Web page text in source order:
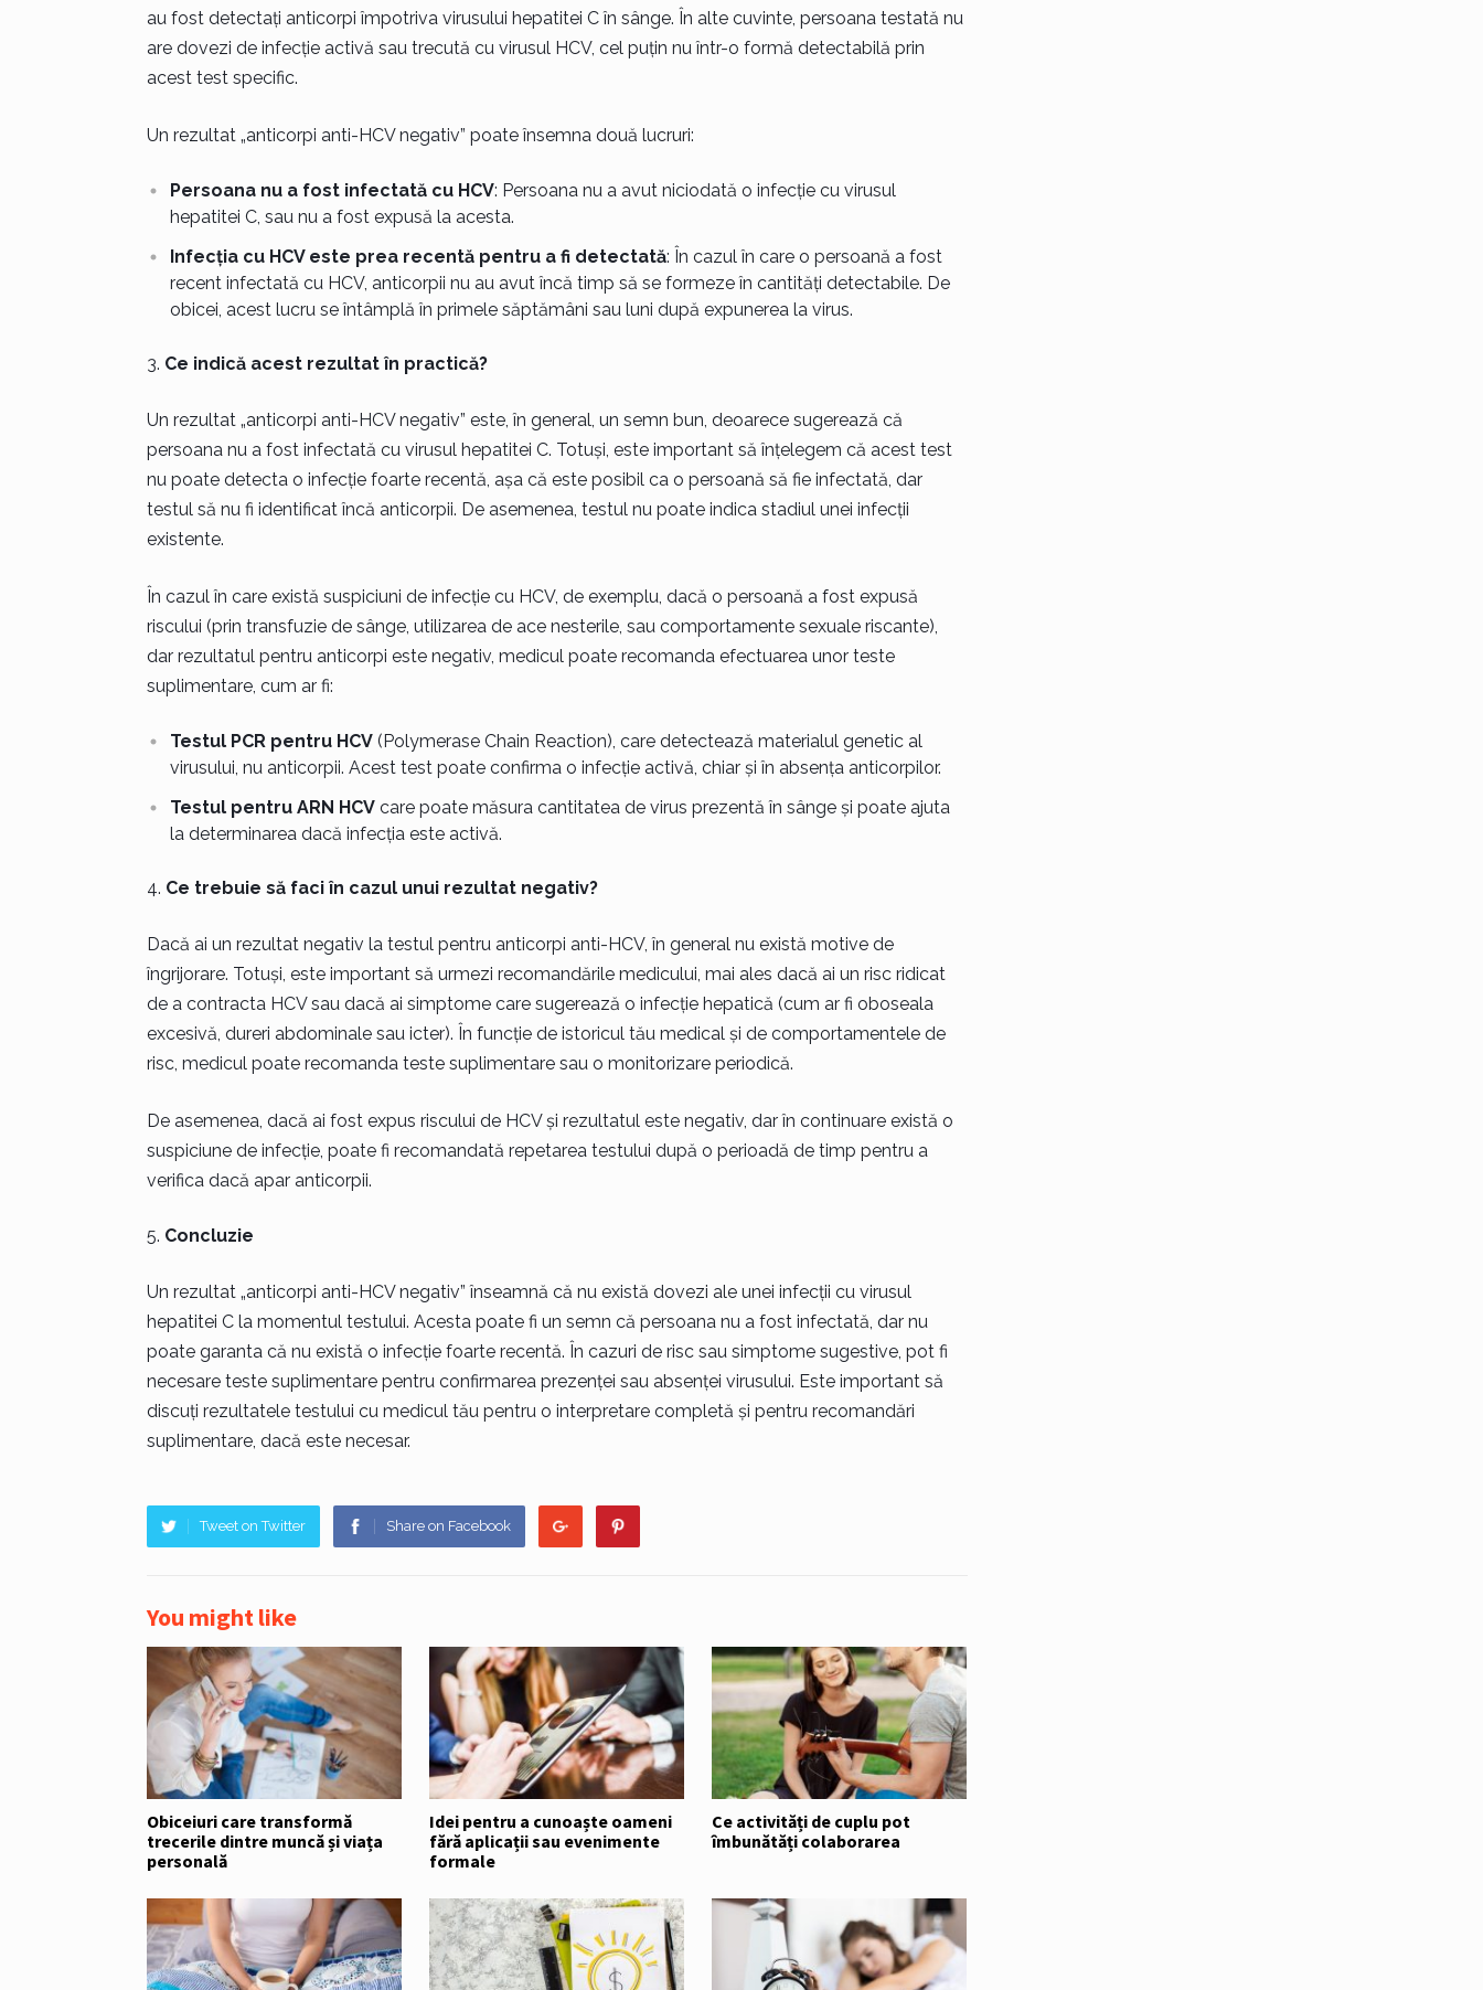
au fost detectați anticorpi împotriva virusului hepatitei C în sânge. În alte cuvinte, persoana testată nu
are dovezi de infecție activă sau trecută cu virusul HCV, cel puțin nu într-o formă detectabilă prin
acest test specific.
Un rezultat „anticorpi anti-HCV negativ” poate însemna două lucruri:
Persoana nu a fost infectată cu HCV: Persoana nu a avut niciodată o infecție cu virusul
hepatitei C, sau nu a fost expusă la acesta.
Infecția cu HCV este prea recentă pentru a fi detectată: În cazul în care o persoană a fost
recent infectată cu HCV, anticorpii nu au avut încă timp să se formeze în cantități detectabile. De
obicei, acest lucru se întâmplă în primele săptămâni sau luni după expunerea la virus.
Ce indică acest rezultat în practică?
Un rezultat „anticorpi anti-HCV negativ” este, în general, un semn bun, deoarece sugerează că
persoana nu a fost infectată cu virusul hepatitei C. Totuși, este important să înțelegem că acest test
nu poate detecta o infecție foarte recentă, așa că este posibil ca o persoană să fie infectată, dar
testul să nu fi identificat încă anticorpii. De asemenea, testul nu poate indica stadiul unei infecții
existente.
În cazul în care există suspiciuni de infecție cu HCV, de exemplu, dacă o persoană a fost expusă
riscului (prin transfuzie de sânge, utilizarea de ace nesterile, sau comportamente sexuale riscante),
dar rezultatul pentru anticorpi este negativ, medicul poate recomanda efectuarea unor teste
suplimentare, cum ar fi:
Testul PCR pentru HCV(Polymerase Chain Reaction), care detectează materialul genetic al
virusului, nu anticorpii. Acest test poate confirma o infecție activă, chiar și în absența anticorpilor.
Testul pentru ARN HCVcare poate măsura cantitatea de virus prezentă în sânge și poate ajuta
la determinarea dacă infecția este activă.
Ce trebuie să faci în cazul unui rezultat negativ?
Dacă ai un rezultat negativ la testul pentru anticorpi anti-HCV, în general nu există motive de
îngrijorare. Totuși, este important să urmezi recomandările medicului, mai ales dacă ai un risc ridicat
de a contracta HCV sau dacă ai simptome care sugerează o infecție hepatică (cum ar fi oboseala
excesivă, dureri abdominale sau icter). În funcție de istoricul tău medical și de comportamentele de
risc, medicul poate recomanda teste suplimentare sau o monitorizare periodică.
De asemenea, dacă ai fost expus riscului de HCV și rezultatul este negativ, dar în continuare există o
suspiciune de infecție, poate fi recomandată repetarea testului după o perioadă de timp pentru a
verifica dacă apar anticorpii.
Concluzie
Un rezultat „anticorpi anti-HCV negativ” înseamnă că nu există dovezi ale unei infecții cu virusul
hepatitei C la momentul testului. Acesta poate fi un semn că persoana nu a fost infectată, dar nu
poate garanta că nu există o infecție foarte recentă. În cazuri de risc sau simptome sugestive, pot fi
necesare teste suplimentare pentru confirmarea prezenței sau absenței virusului. Este important să
discuți rezultatele testului cu medicul tău pentru o interpretare completă și pentru recomandări
suplimentare, dacă este necesar.
Tweet on Twitter Share on Facebook
You might like
Obiceiuri care transformă
trecerile dintre muncă și viața
personală
Idei pentru a cunoaște oameni
fără aplicații sau evenimente
formale
Ce activități de cuplu pot
îmbunătăți colaborarea